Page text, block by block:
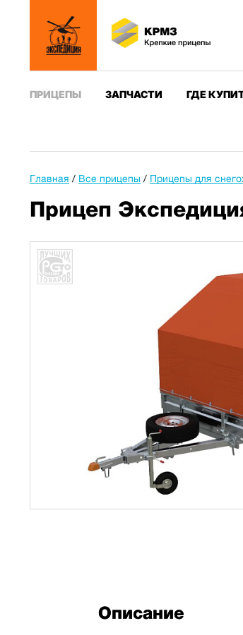
ПРИЦЕПЫ ЗАПЧАСТИ ГДЕ
Главная / Все прицепы / Прицепы для
Прицеп
Описание